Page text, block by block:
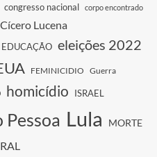
congresso nacional corpo encontrado
Cícero Lucena
EDUCAÇÃO eleições 2022
FEMINICIDIO Guerra
homicídio ISRAEL
Pessoa Lula MORTE